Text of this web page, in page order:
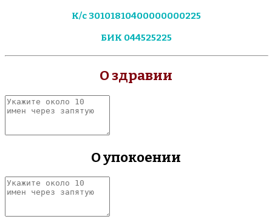
К/с 30101810400000000225
БИК 044525225
О здравии
Укажите
около
имен
О упокоении
Укажите
около
имен